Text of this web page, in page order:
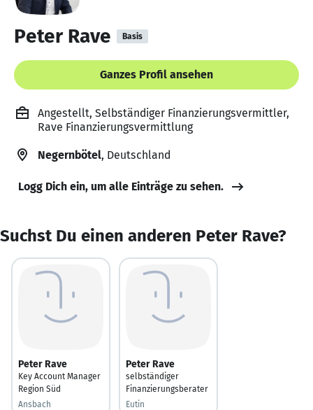
Peter Rave Basis
Ganzes Profil ansehen
Angestellt, Selbständiger Finanzierungsvermittler,
Rave Finanzierungsvermittlung
Negernbötel, Deutschland
Logg Dich ein, um alle Einträge zu sehen.
Suchst Du einen anderen Peter Rave?
Peter Rave
Key Account Manager
Region Süd
Ansbach
Peter Rave
selbständiger
Finanzierungsberater
Eutin